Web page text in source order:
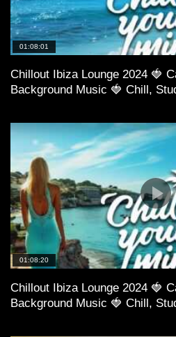
01:08:01
Chillout Ibiza Lounge 2024 🍓
Background Music 🍓 Chill,
01:08:20
Chillout Ibiza Lounge 2024 🍓
Background Music 🍓 Chill,